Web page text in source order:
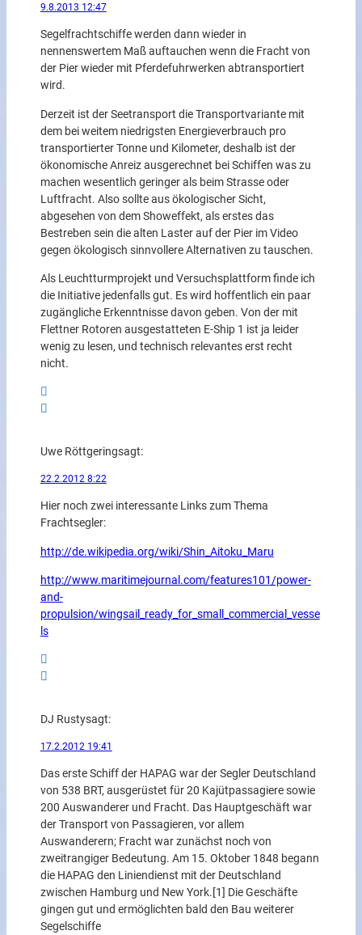
9.8.2013 12:47
Segelfrachtschiffe werden dann wieder in
nennenswertem Maß auftauchen wenn die Fracht von
der Pier wieder mit Pferdefuhrwerken abtransportiert
wird.
Derzeit ist der Seetransport die Transportvariante mit
dem bei weitem niedrigsten Energieverbrauch pro
transportierter Tonne und Kilometer, deshalb ist der
ökonomische Anreiz ausgerechnet bei Schiffen was zu
machen wesentlich geringer als beim Strasse oder
Luftfracht. Also sollte aus ökologischer Sicht,
abgesehen von dem Showeffekt, als erstes das
Bestreben sein die alten Laster auf der Pier im Video
gegen ökologisch sinnvollere Alternativen zu tauschen.
Als Leuchtturmprojekt und Versuchsplattform finde ich
die Initiative jedenfalls gut. Es wird hoffentlich ein paar
zugängliche Erkenntnisse davon geben. Von der mit
Flettner Rotoren ausgestatteten E-Ship 1 ist ja leider
wenig zu lesen, und technisch relevantes erst recht
nicht.
Uwe Röttgeringsagt:
22.2.2012 8:22
Hier noch zwei interessante Links zum Thema
Frachtsegler:
http://de.wikipedia.org/wiki/Shin_Aitoku_Maru
http://www.maritimejournal.com/features101/power-
and-
propulsion/wingsail_ready_for_small_commercial_vesse
ls
DJ Rustysagt:
17.2.2012 19:41
Das erste Schiff der HAPAG war der Segler Deutschland
von 538 BRT, ausgerüstet für 20 Kajütpassagiere sowie
200 Auswanderer und Fracht. Das Hauptgeschäft war
der Transport von Passagieren, vor allem
Auswanderern; Fracht war zunächst noch von
zweitrangiger Bedeutung. Am 15. Oktober 1848 begann
die HAPAG den Liniendienst mit der Deutschland
zwischen Hamburg und New York.[1] Die Geschäfte
gingen gut und ermöglichten bald den Bau weiterer
Segelschiffe